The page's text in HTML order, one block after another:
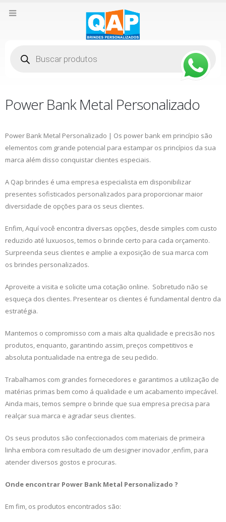
produtos
Power Bank Metal Personalizado
Power Bank Metal Personalizado | Os power bank em princípio são
elementos com grande potencial para estampar os princípios da sua
marca além disso conquistar clientes especiais.
A Qap brindes é uma empresa especialista em disponibilizar
presentes sofisticados personalizados para proporcionar maior
diversidade de opções para os seus clientes.
Enfim, Aquí você encontra diversas opções, desde simples com custo
reduzido até luxuosos, temos o brinde certo para cada orçamento.
Surpreenda seus clientes e amplie a exposição de sua marca com
os brindes personalizados.
Aproveite a visita e solicite uma cotação online. Sobretudo não se
esqueça dos clientes. Presentear os clientes é fundamental dentro da
estratégia.
Mantemos o compromisso com a mais alta qualidade e precisão nos
produtos, enquanto, garantindo assim, preços competitivos e
absoluta pontualidade na entrega de seu pedido.
Trabalhamos com grandes fornecedores e garantimos a utilização de
matérias primas bem como á qualidade e um acabamento impecável.
Ainda mais, temos sempre o brinde que sua empresa precisa para
realçar sua marca e agradar seus clientes.
Os seus produtos são confeccionados com materiais de primeira
linha embora com resultado de um designer inovador ,enfim, para
atender diversos gostos e procuras.
Onde encontrar Power Bank Metal Personalizado ?
Em fim, os produtos encontrados são: